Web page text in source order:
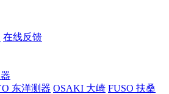
在线反馈
东洋测器 OSAKI 大崎 FUSO 扶桑